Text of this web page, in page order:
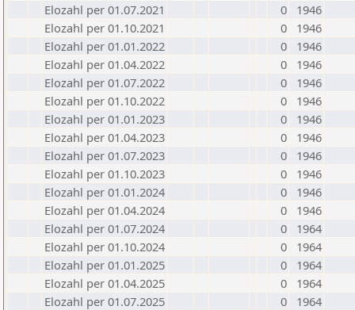
Elozahl per 01.07.2021
0
1946
Elozahl per 01.10.2021
0
1946
Elozahl per 01.01.2022
0
1946
Elozahl per 01.04.2022
0
1946
Elozahl per 01.07.2022
0
1946
Elozahl per 01.10.2022
0
1946
Elozahl per 01.01.2023
0
1946
Elozahl per 01.04.2023
0
1946
Elozahl per 01.07.2023
0
1946
Elozahl per 01.10.2023
0
1946
Elozahl per 01.01.2024
0
1946
Elozahl per 01.04.2024
0
1946
Elozahl per 01.07.2024
0
1964
Elozahl per 01.10.2024
0
1964
Elozahl per 01.01.2025
0
1964
Elozahl per 01.04.2025
0
1964
Elozahl per 01.07.2025
0
1964